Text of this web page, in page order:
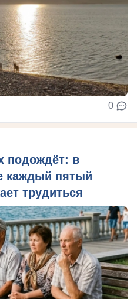
0
подождёт: в
каждый пятый
трудиться